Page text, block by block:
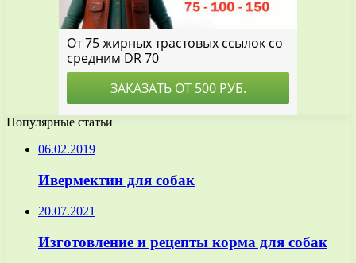
Популярные статьи
06.02.2019
Ивермектин для собак
20.07.2021
Изготовление и рецепты корма для собак